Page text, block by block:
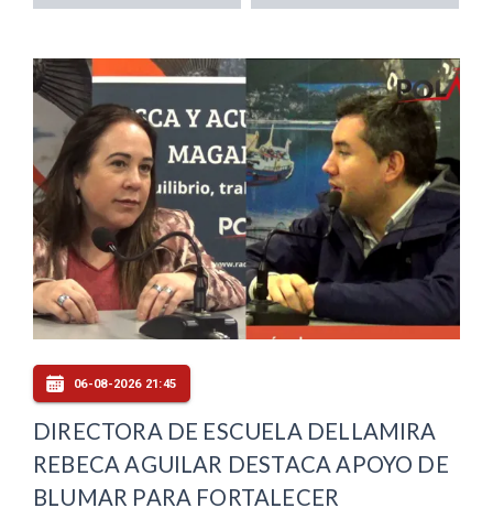
06-08-2026 21:45
DIRECTORA DE ESCUELA DELLAMIRA
REBECA AGUILAR DESTACA APOYO DE
BLUMAR PARA FORTALECER